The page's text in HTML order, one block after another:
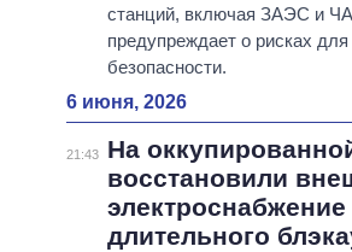
станций, включая ЗАЭС и
предупреждает о рисках
безопасности.
6 июня, 2026
21:43
На
восстановили
длительного